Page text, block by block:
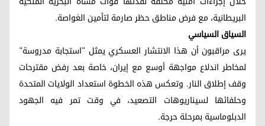
البريطانية، مع فرض مناطق حظر صارمة لتأمين الغواصة.
السياق السياسي
يرى مراقبون أن هذا الانتشار العسكري يمثل "استجابة مدروسة"
لمخاطر اندلاع مواجهة أوسع مع إيران، خاصة بعد رفض مقترحات
وقف إطلاق النار. وتعكس هذه الخطوة استعداد الولايات المتحدة
وحلفائها لسيناريوهات التصعيد، في وقت تمر فيه الجهود
الدبلوماسية بمرحلة حرجة.